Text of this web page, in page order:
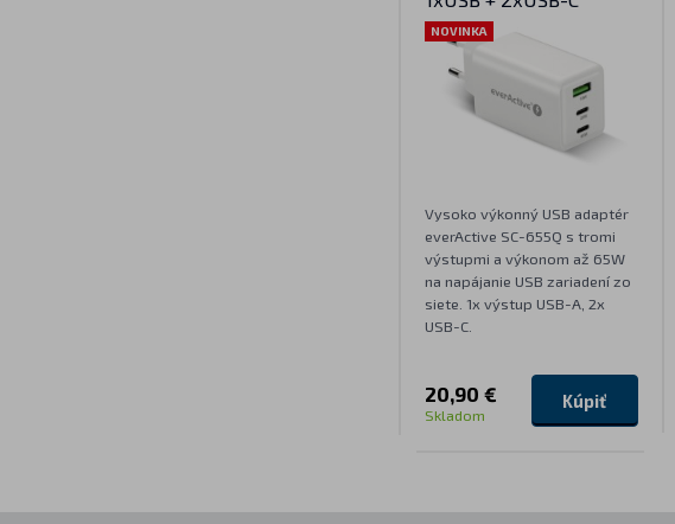
NOVINKA
Vysoko výkonný USB adaptér
everActive SC-655Q s tromi
výstupmi a výkonom až 65W
na napájanie USB zariadení zo
siete. 1x výstup USB-A, 2x
USB-C.
20,90 €
Skladom
Kúpiť